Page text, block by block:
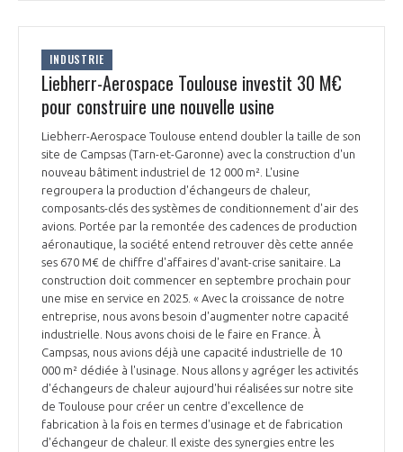
INTERNATIONALISATION
INDUSTRIE
Liebherr-Aerospace Toulouse investit 30 M€
pour construire une nouvelle usine
Liebherr-Aerospace Toulouse entend doubler la taille de son
site de Campsas (Tarn-et-Garonne) avec la construction d'un
nouveau bâtiment industriel de 12 000 m². L'usine
regroupera la production d'échangeurs de chaleur,
composants-clés des systèmes de conditionnement d'air des
avions. Portée par la remontée des cadences de production
aéronautique, la société entend retrouver dès cette année
ses 670 M€ de chiffre d'affaires d'avant-crise sanitaire. La
construction doit commencer en septembre prochain pour
une mise en service en 2025. « Avec la croissance de notre
entreprise, nous avons besoin d'augmenter notre capacité
industrielle. Nous avons choisi de le faire en France. À
Campsas, nous avions déjà une capacité industrielle de 10
000 m² dédiée à l'usinage. Nous allons y agréger les activités
d'échangeurs de chaleur aujourd'hui réalisées sur notre site
de Toulouse pour créer un centre d'excellence de
fabrication à la fois en termes d'usinage et de fabrication
d'échangeur de chaleur. Il existe des synergies entre les